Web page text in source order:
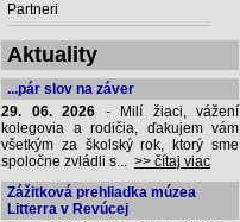
Partneri
Aktuality
...pár slov na záver
29. 06. 2026 - Milí žiaci, vážení
kolegovia a rodičia, ďakujem vám
všetkým za školský rok, ktorý sme
spoločne zvládli s... >> čítaj viac
Zážitková prehliadka múzea
Litterra v Revúcej